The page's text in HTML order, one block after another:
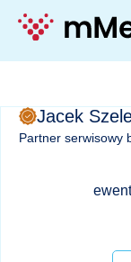
Jacek
Partner serwisowy